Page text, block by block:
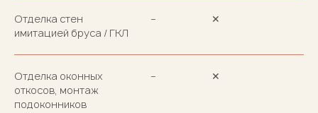
Отделка стен
имитацией бруса / ГКЛ
– ✕
Отделка оконных
откосов, монтаж
подоконников
– ✕